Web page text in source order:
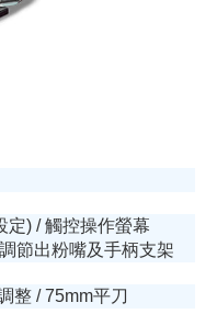
定) / 觸控操作螢幕
節出粉嘴及手柄支架
整 / 75mm平刀